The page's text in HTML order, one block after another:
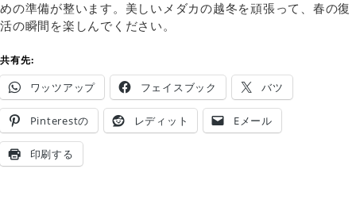
めの準備が整います。美しいメダカの越冬を頑張って、春の復
活の瞬間を楽しんでください。
共有先:
ワッツアップ フェイスブック バツ
Pinterestの レディット Eメール
印刷する